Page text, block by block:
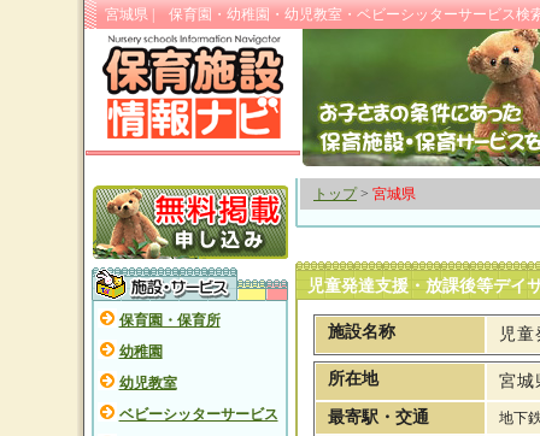
宮城県 | 保育園・幼稚園・幼児教室・ベビーシッターサービス検
保育園・保育所
幼稚園
幼児教室
ベビーシッターサービス
トップ> 宮城県
児童発達支援・放課後等デイ
施設名称 児
所在地
宮城
最寄駅・交通
地下